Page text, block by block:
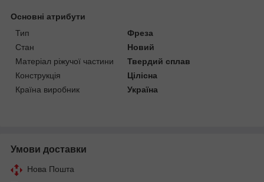
Основні атрибути
Тип
Фреза
Стан
Новий
Матеріал ріжучої частини
Твердий сплав
Конструкція
Цілісна
Країна виробник
Україна
Умови доставки
Нова Пошта